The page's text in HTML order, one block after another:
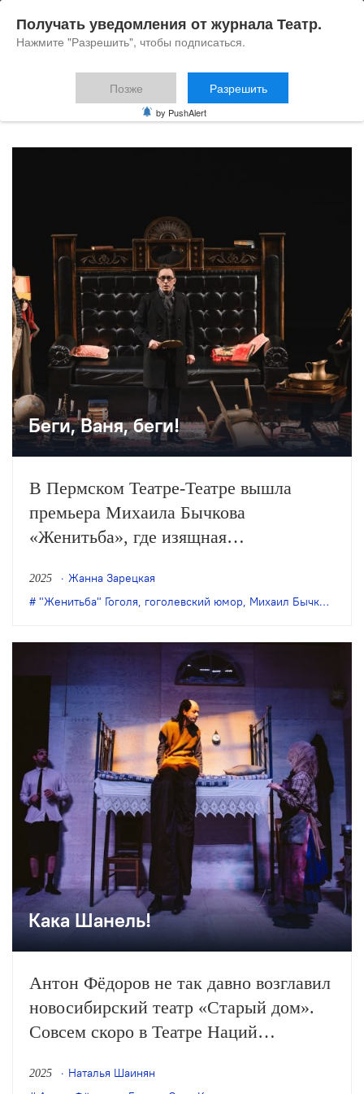
Беги, Ваня, беги!
В Пермском Театре-Театре вышла
премьера Михаила Бычкова
«Женитьба», где изящная
гоголевский юмор удивительным
образом соединяются с
катастрофы. Начинается всё с картины
подробно придуманного жилища
холостяка-книголюба, уже сделавшего
серьезную карьеру («надворный
советник тот же полковник, только…
2025
Жанна Зарецкая
"Женитьба" Гоголя, гоголевский юмор, Михаил Бычков
Кака Шанель!
Антон Фёдоров не так давно возглавил
новосибирский театр «Старый дом».
Совсем скоро в Театре Наций
А в московском пространстве
2025
Наталья Шаинян
Получать уведомления от журнала Театр.
Нажмите "Разрешить", чтобы подписаться.
Позже Разрешить
by PushAlert